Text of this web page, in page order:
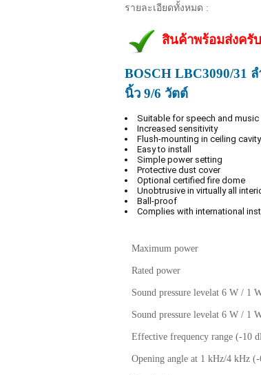
รายละเอียดทั้งหมด :
สินค้าพร้อมส่งครับ
BOSCH LBC3090/31
นิ้ว 9/6 วัตต์
Suitable for speech and
Increased sensitivity
Flush-mounting in ceiling cavity
Easy to install
Simple power setting
Protective dust cover
Optional certified fire dome
Unobtrusive in virtually all
Ball-proof
Complies with international
Maximum power
Rated power
Sound pressure levelat 6 W / 1
Sound pressure levelat 6 W / 1
Effective frequency range (-10
Opening angle at 1 kHz/4 kHz